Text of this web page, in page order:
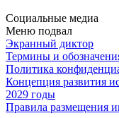
Социальные медиа
Меню подвал
Экранный диктор
Термины и
Политика
Концепция развития
2029 годы
Правила размещения